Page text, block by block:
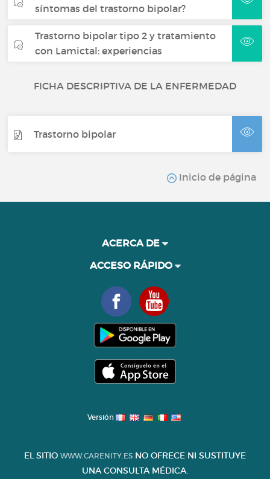
síntomas del trastorno bipolar?
Trastorno bipolar tipo 2 y tratamiento
con Lamictal: experiencias
FICHA DESCRIPTIVA DE LA ENFERMEDAD
Trastorno bipolar
Inicio de página
ACERCA DE
ACCESO RÁPIDO
Versión
EL SITIO WWW.CARENITY.ES NO OFRECE NI SUSTITUYE
UNA CONSULTA MÉDICA.